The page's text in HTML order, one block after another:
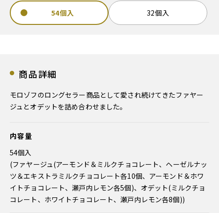
54個入 32個入
商品詳細
モロゾフのロングセラー商品として愛され続けてきたファヤー
ジュとオデットを詰め合わせました。
内容量
54個入
(ファヤージュ(アーモンド＆ミルクチョコレート、ヘーゼルナッ
ツ＆エキストラミルクチョコレート各10個、アーモンド＆ホワ
イトチョコレート、瀬戸内レモン各5個)、オデット(ミルクチョ
コレート、ホワイトチョコレート、瀬戸内レモン各8個))